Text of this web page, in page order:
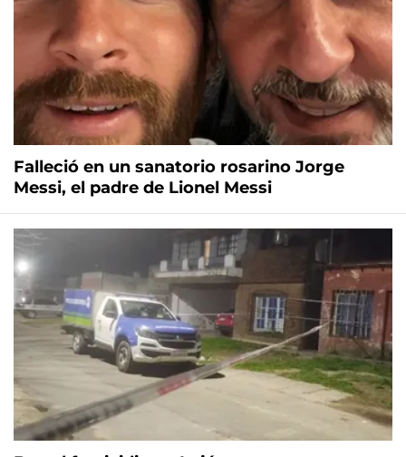
Falleció en un sanatorio rosarino Jorge
Messi, el padre de Lionel Messi